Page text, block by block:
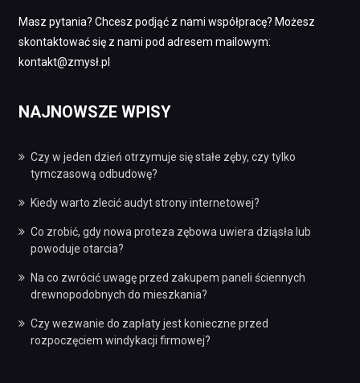
Masz pytania? Chcesz podjąć z nami współpracę? Możesz
skontaktować się z nami pod adresem mailowym:
kontakt@zmysł.pl
NAJNOWSZE WPISY
Czy w jeden dzień otrzymuje się stałe zęby, czy tylko
tymczasową odbudowę?
Kiedy warto zlecić audyt strony internetowej?
Co zrobić, gdy nowa proteza zębowa uwiera dziąsła lub
powoduje otarcia?
Na co zwrócić uwagę przed zakupem paneli ściennych
drewnopodobnych do mieszkania?
Czy wezwanie do zapłaty jest konieczne przed
rozpoczęciem windykacji firmowej?